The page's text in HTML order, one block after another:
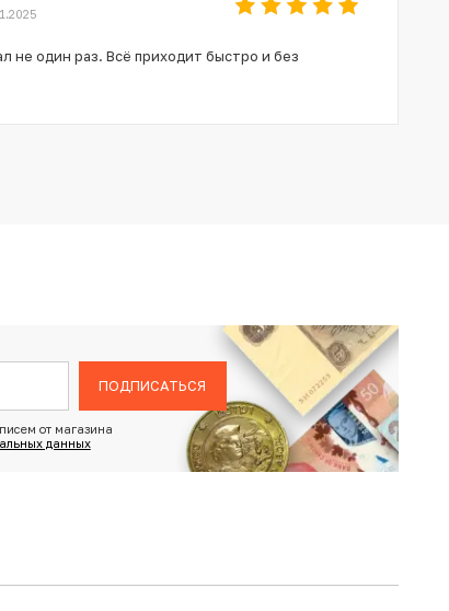
не один раз. Всё приходит быстро и без
ПОДПИСАТЬСЯ
от магазина
данных